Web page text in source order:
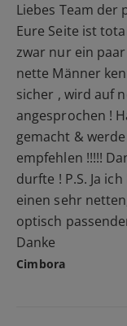
Liebes Team
Eure Seite ist
zwar nur ein
nette Männer
sicher , wird auf
angesprochen !
gemacht &
empfehlen !!!!!
durfte ! P.S. Ja
einen sehr
optisch
Danke
Cimbora